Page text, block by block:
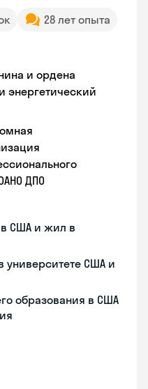
28 лет опыта
и ордена
энергетический
ДПО
США и жил в
университете США и
образования в США